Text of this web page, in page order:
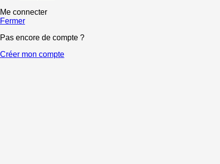
Me connecter
Fermer
Pas encore de compte ?
Créer mon compte